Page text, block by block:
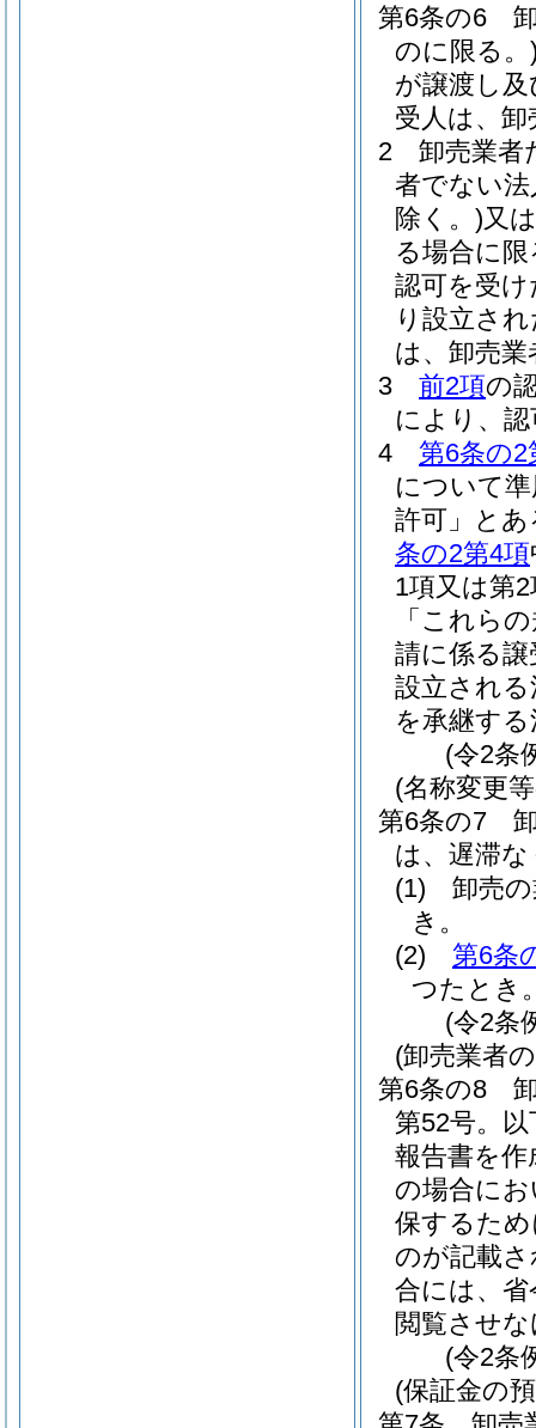
第6条の6
のに限る。
が譲渡し
受人は、
2
卸売業者
者でない
除く。)又
る場合に限
認可を受
り設立さ
は、卸売
3
前2項の
により、
4
第6条の2
について
許可」と
条の2第4項
1項又は第
「これら
請に係る
設立され
を承継す
(令2条
(名称変更
第6条の7
は、遅滞
(1)
卸売
き。
(2)
第6条
つたとき
(令2条
(卸売業者
第6条の8
第52号。
報告書を
の場合に
保するた
のが記載
合には、
閲覧させ
(令2条
(保証金の